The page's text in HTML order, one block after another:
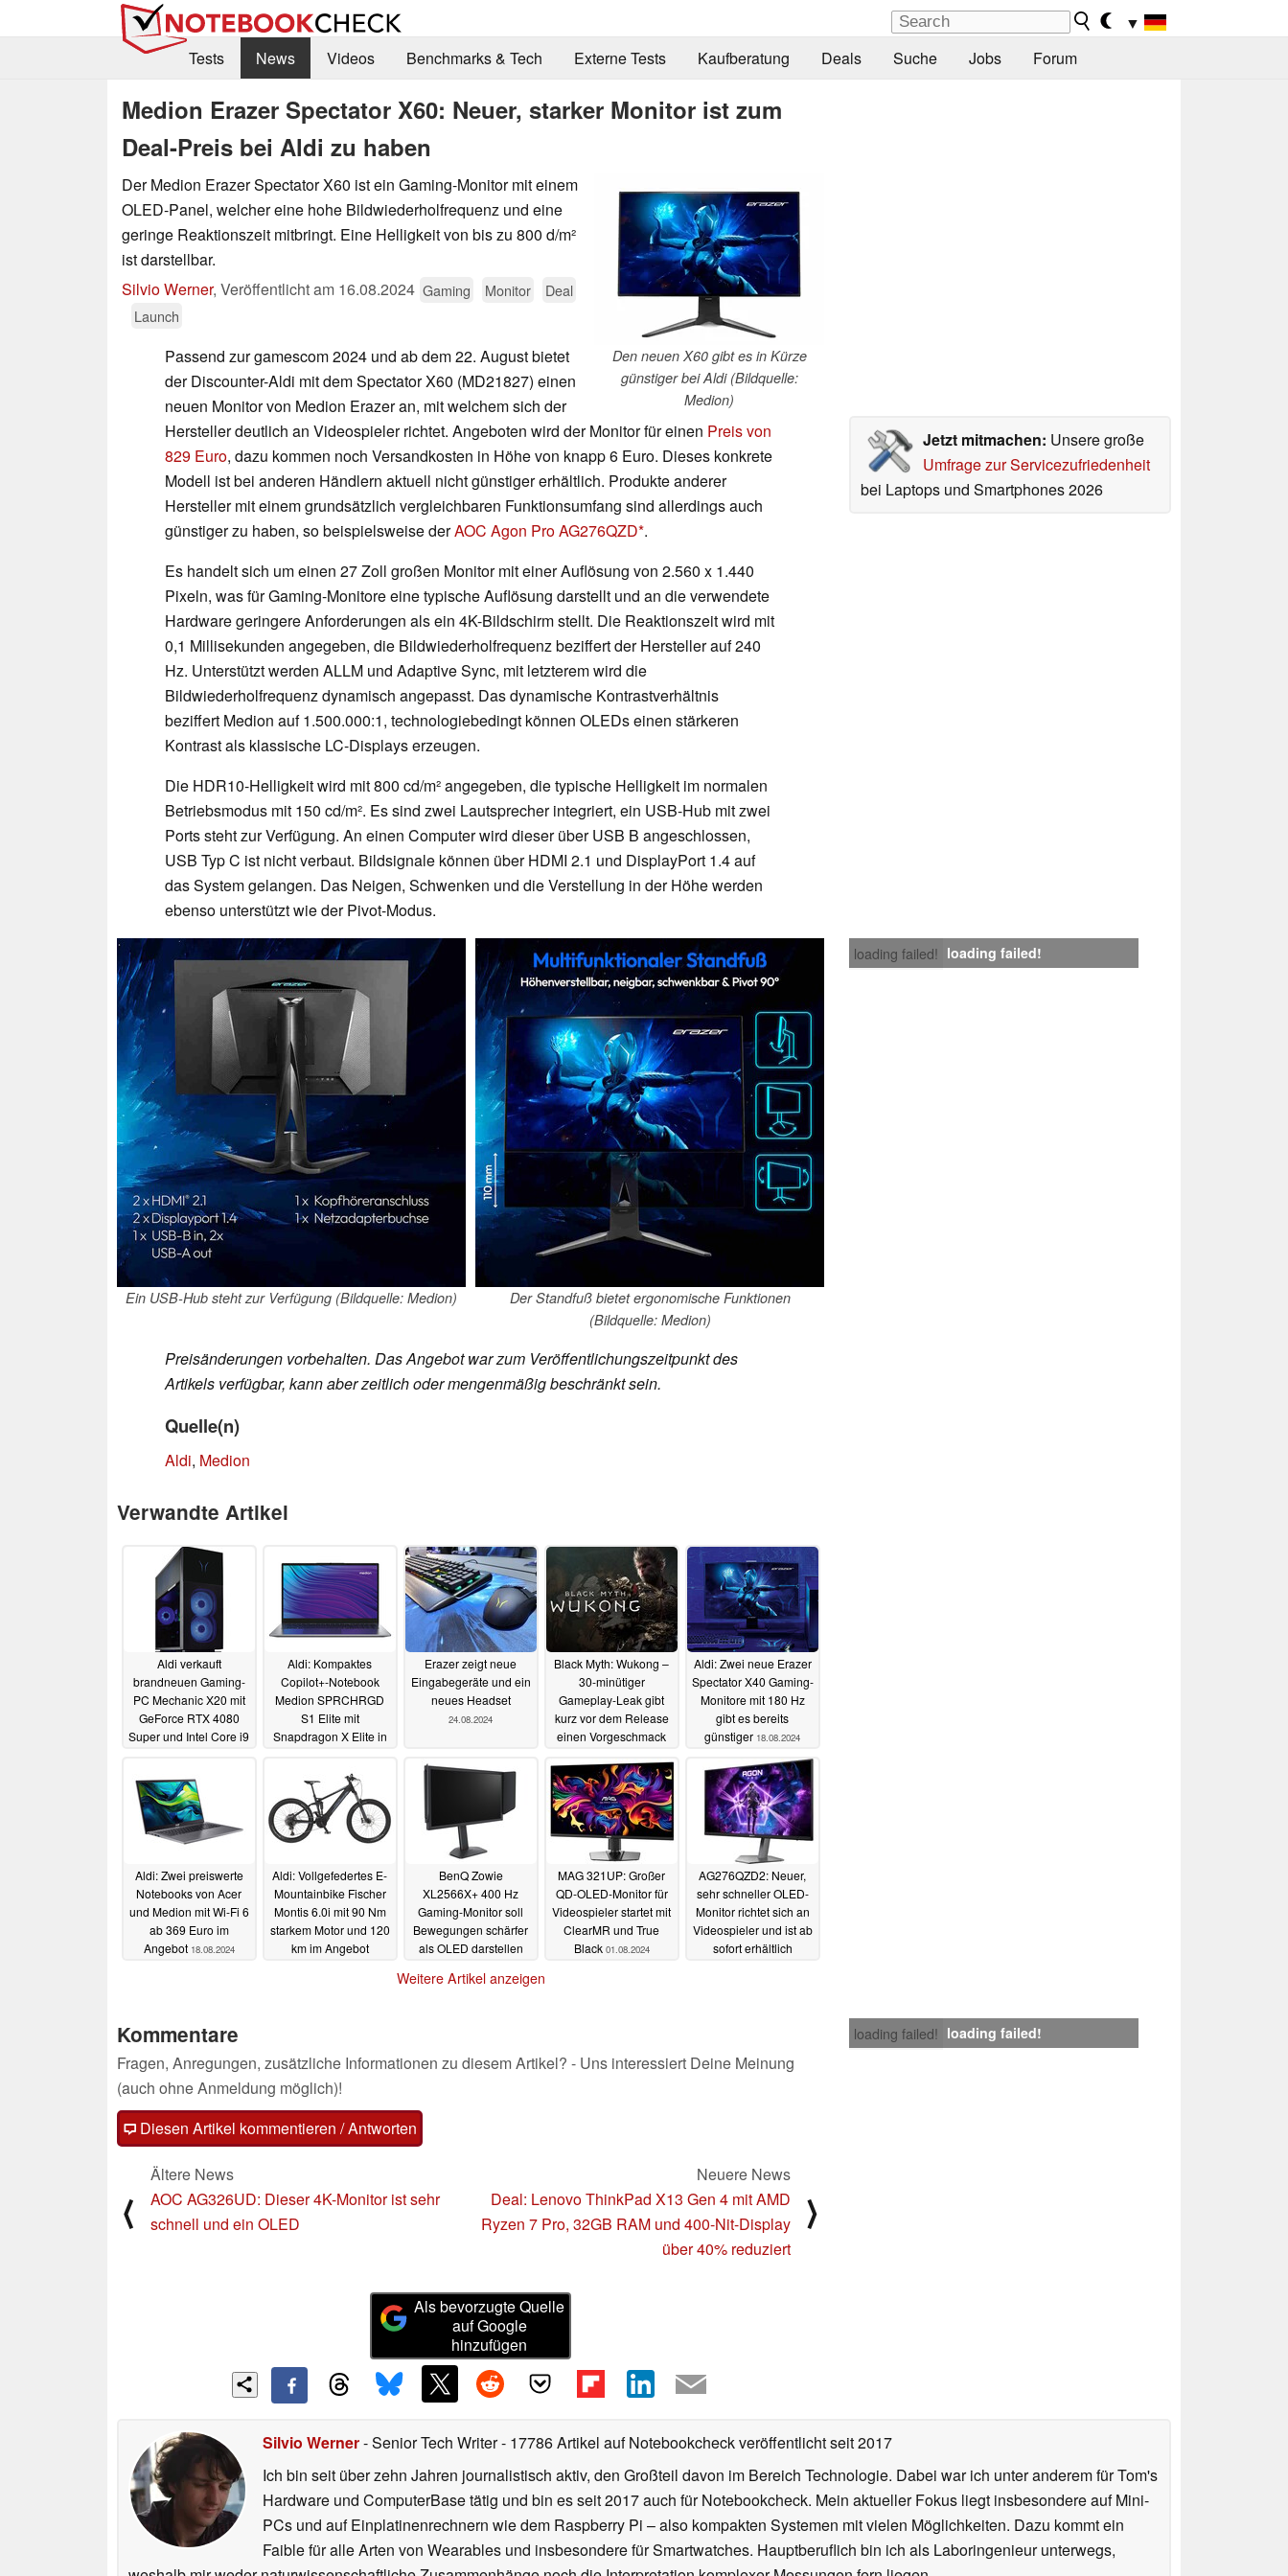
▼
Tests
News Videos Benchmarks & Tech Externe Tests Kaufberatung Deals Suche Jobs Forum
Medion Erazer Spectator X60: Neuer, starker Monitor ist zum
Deal-Preis bei Aldi zu haben
Den neuen X60 gibt es in Kürze
günstiger bei Aldi (Bildquelle:
Medion)
Der Medion Erazer Spectator X60 ist ein Gaming-Monitor mit einem
OLED-Panel, welcher eine hohe Bildwiederholfrequenz und eine
geringe Reaktionszeit mitbringt. Eine Helligkeit von bis zu 800 d/m²
ist darstellbar.
Silvio Werner, Veröffentlicht am 16.08.2024 Gaming Monitor
Deal
Launch
Jetzt mitmachen: Unsere große
Umfrage zur Servicezufriedenheit
bei Laptops und Smartphones 2026
Passend zur gamescom 2024 und ab dem 22. August bietet
der Discounter-Aldi mit dem Spectator X60 (MD21827) einen
neuen Monitor von Medion Erazer an, mit welchem sich der
Hersteller deutlich an Videospieler richtet. Angeboten wird der Monitor für einen Preis von
829 Euro, dazu kommen noch Versandkosten in Höhe von knapp 6 Euro. Dieses konkrete
Modell ist bei anderen Händlern aktuell nicht günstiger erhältlich. Produkte anderer
Hersteller mit einem grundsätzlich vergleichbaren Funktionsumfang sind allerdings auch
günstiger zu haben, so beispielsweise derAOC Agon Pro AG276QZD .
Es handelt sich um einen 27 Zoll großen Monitor mit einer Auflösung von 2.560 x 1.440
Pixeln, was für Gaming-Monitore eine typische Auflösung darstellt und an die verwendete
Hardware geringere Anforderungen als ein 4K-Bildschirm stellt. Die Reaktionszeit wird mit
0,1 Millisekunden angegeben, die Bildwiederholfrequenz beziffert der Hersteller auf 240
Hz. Unterstützt werden ALLM und Adaptive Sync, mit letzterem wird die
Bildwiederholfrequenz dynamisch angepasst. Das dynamische Kontrastverhältnis
beziffert Medion auf 1.500.000:1, technologiebedingt können OLEDs einen stärkeren
Kontrast als klassische LC-Displays erzeugen.
Die HDR10-Helligkeit wird mit 800 cd/m² angegeben, die typische Helligkeit im normalen
Betriebsmodus mit 150 cd/m². Es sind zwei Lautsprecher integriert, ein USB-Hub mit zwei
Ports steht zur Verfügung. An einen Computer wird dieser über USB B angeschlossen,
USB Typ C ist nicht verbaut. Bildsignale können über HDMI 2.1 und DisplayPort 1.4 auf
das System gelangen. Das Neigen, Schwenken und die Verstellung in der Höhe werden
ebenso unterstützt wie der Pivot-Modus.
loading failed! loading failed!
Ein USB-Hub steht zur Verfügung (Bildquelle: Medion)
Der Standfuß bietet ergonomische Funktionen
(Bildquelle: Medion)
Preisänderungen vorbehalten. Das Angebot war zum Veröffentlichungszeitpunkt des
Artikels verfügbar, kann aber zeitlich oder mengenmäßig beschränkt sein.
Quelle(n)
Aldi, Medion
Verwandte Artikel
Aldi verkauft
brandneuen Gaming-
PC Mechanic X20 mit
GeForce RTX 4080
Super und Intel Core i9
Aldi: Kompaktes
Copilot+-Notebook
Medion SPRCHRGD
S1 Elite mit
Snapdragon X Elite in
24.08.2024
Erazer zeigt neue
Eingabegeräte und ein
neues Headset
24.08.2024
Black Myth: Wukong –
30-minütiger
Gameplay-Leak gibt
kurz vor dem Release
einen Vorgeschmack
Aldi: Zwei neue Erazer
Spectator X40 Gaming-
Monitore mit 180 Hz
gibt es bereits
günstiger 18.08.2024
Aldi: Zwei preiswerte
Notebooks von Acer
und Medion mit Wi-Fi 6
ab 369 Euro im
Angebot 18.08.2024
Aldi: Vollgefedertes E-
Mountainbike Fischer
Montis 6.0i mit 90 Nm
starkem Motor und 120
km im Angebot
BenQ Zowie
XL2566X+ 400 Hz
Gaming-Monitor soll
Bewegungen schärfer
als OLED darstellen
MAG 321UP: Großer
QD-OLED-Monitor für
Videospieler startet mit
ClearMR und True
Black 01.08.2024
AG276QZD2: Neuer,
sehr schneller OLED-
Monitor richtet sich an
Videospieler und ist ab
sofort erhältlich
Weitere Artikel anzeigen
loading failed! loading failed!
Kommentare
Fragen, Anregungen, zusätzliche Informationen zu diesem Artikel? - Uns interessiert Deine Meinung
(auch ohne Anmeldung möglich)!
Diesen Artikel kommentieren / Antworten
⟨
Ältere News
AOC AG326UD: Dieser 4K-Monitor ist sehr
schnell und ein OLED
Neuere News
Deal: Lenovo ThinkPad X13 Gen 4 mit AMD
Ryzen 7 Pro, 32GB RAM und 400-Nit-Display
über 40% reduziert
⟩
Als bevorzugte Quelle
auf Google
hinzufügen
Silvio Werner- Senior Tech Writer- 17786 Artikel auf Notebookcheck veröffentlichtseit 2017
Ich bin seit über zehn Jahren journalistisch aktiv, den Großteil davon im Bereich Technologie. Dabei war ich unter anderem für Tom's
Hardware und ComputerBase tätig und bin es seit 2017 auch für Notebookcheck. Mein aktueller Fokus liegt insbesondere auf Mini-
PCs und auf Einplatinenrechnern wie dem Raspberry Pi – also kompakten Systemen mit vielen Möglichkeiten. Dazu kommt ein
Faible für alle Arten von Wearables und insbesondere für Smartwatches. Hauptberuflich bin ich als Laboringenieur unterwegs,